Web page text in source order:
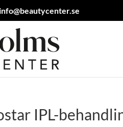
info@beautycenter.se
IPL-